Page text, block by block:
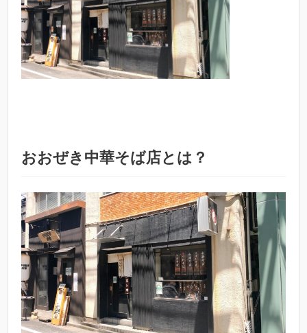
おおぜき中華そば店とは？